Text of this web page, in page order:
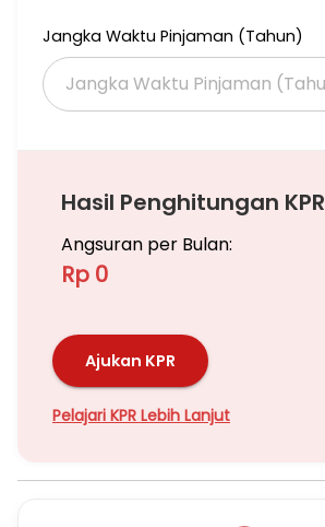
Jangka Waktu Pinjaman (Tahun)
Hasil Penghitungan KPR
Angsuran per Bulan:
Rp 0
Ajukan KPR
Pelajari KPR Lebih Lanjut